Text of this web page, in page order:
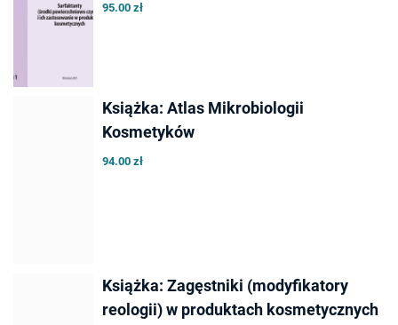
95.00 zł
Książka: Atlas Mikrobiologii
Kosmetyków
94.00 zł
Książka: Zagęstniki (modyfikatory
reologii) w produktach kosmetycznych